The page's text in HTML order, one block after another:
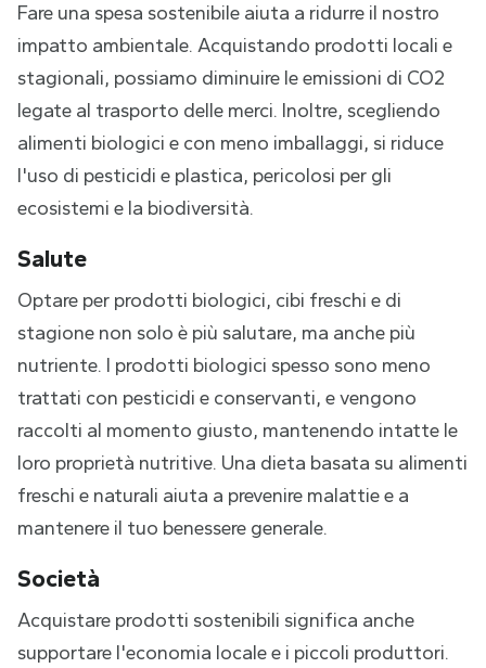
Fare una spesa sostenibile aiuta a ridurre il nostro
impatto ambientale. Acquistando prodotti locali e
stagionali, possiamo diminuire le emissioni di CO2
legate al trasporto delle merci. Inoltre, scegliendo
alimenti biologici e con meno imballaggi, si riduce
l'uso di pesticidi e plastica, pericolosi per gli
ecosistemi e la biodiversità.
Salute
Optare per prodotti biologici, cibi freschi e di
stagione non solo è più salutare, ma anche più
nutriente. I prodotti biologici spesso sono meno
trattati con pesticidi e conservanti, e vengono
raccolti al momento giusto, mantenendo intatte le
loro proprietà nutritive. Una dieta basata su alimenti
freschi e naturali aiuta a prevenire malattie e a
mantenere il tuo benessere generale.
Società
Acquistare prodotti sostenibili significa anche
supportare l'economia locale e i piccoli produttori.